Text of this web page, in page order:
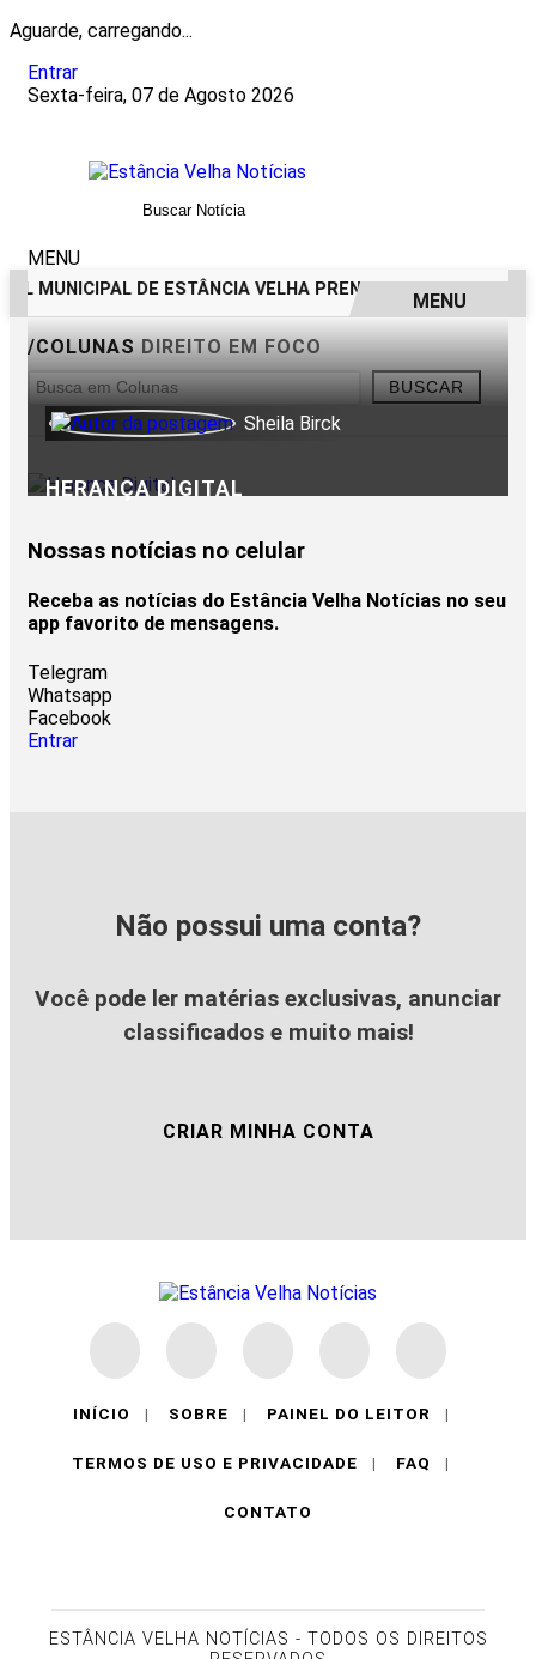
Aguarde, carregando...
Entrar
Sexta-feira, 07 de Agosto 2026
MENU
MUNICIPAL DE ESTÂNCIA VELHA PRENDE HOMEM POR
EM ALTA
MENU
/COLUNAS DIREITO EM FOCO
BUSCAR
Sheila Birck
HERANÇA DIGITAL
Nossas notícias no celular
Receba as notícias do Estância Velha Notícias no seu
app favorito de mensagens.
Telegram
Whatsapp
Facebook
Entrar
Não possui uma conta?
Você pode ler matérias exclusivas, anunciar
classificados e muito mais!
CRIAR MINHA CONTA
INÍCIO | SOBRE | PAINEL DO LEITOR |
TERMOS DE USO E PRIVACIDADE | FAQ |
CONTATO
ESTÂNCIA VELHA NOTÍCIAS - TODOS OS DIREITOS